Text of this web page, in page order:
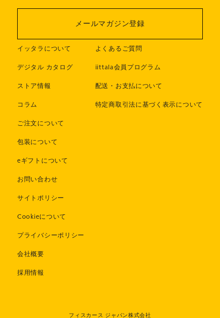
メールマガジン登録
イッタラについて
デジタル カタログ
ストア情報
コラム
ご注文について
包装について
eギフトについて
よくあるご質問
iittala会員プログラム
配送・お支払について
特定商取引法に基づく表示について
お問い合わせ
サイトポリシー
Cookieについて
プライバシーポリシー
会社概要
採用情報
フィスカース ジャパン株式会社